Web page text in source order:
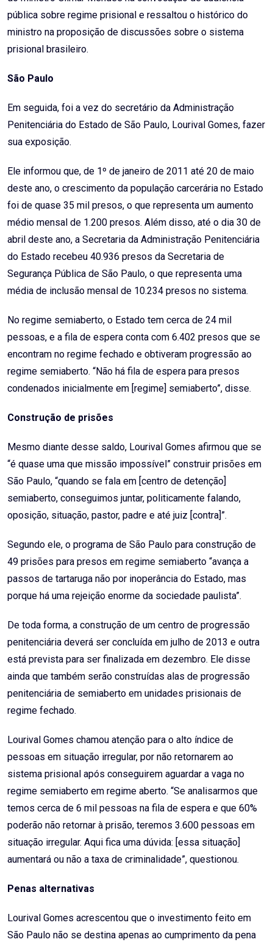
pública sobre regime prisional e ressaltou o histórico do
ministro na proposição de discussões sobre o sistema
prisional brasileiro.
São Paulo
Em seguida, foi a vez do secretário da Administração
Penitenciária do Estado de São Paulo, Lourival Gomes, fazer
sua exposição.
Ele informou que, de 1º de janeiro de 2011 até 20 de maio
deste ano, o crescimento da população carcerária no Estado
foi de quase 35 mil presos, o que representa um aumento
médio mensal de 1.200 presos. Além disso, até o dia 30 de
abril deste ano, a Secretaria da Administração Penitenciária
do Estado recebeu 40.936 presos da Secretaria de
Segurança Pública de São Paulo, o que representa uma
média de inclusão mensal de 10.234 presos no sistema.
No regime semiaberto, o Estado tem cerca de 24 mil
pessoas, e a fila de espera conta com 6.402 presos que se
encontram no regime fechado e obtiveram progressão ao
regime semiaberto. “Não há fila de espera para presos
condenados inicialmente em [regime] semiaberto”, disse.
Construção de prisões
Mesmo diante desse saldo, Lourival Gomes afirmou que se
“é quase uma que missão impossível” construir prisões em
São Paulo, “quando se fala em [centro de detenção]
semiaberto, conseguimos juntar, politicamente falando,
oposição, situação, pastor, padre e até juiz [contra]”.
Segundo ele, o programa de São Paulo para construção de
49 prisões para presos em regime semiaberto “avança a
passos de tartaruga não por inoperância do Estado, mas
porque há uma rejeição enorme da sociedade paulista”.
De toda forma, a construção de um centro de progressão
penitenciária deverá ser concluída em julho de 2013 e outra
está prevista para ser finalizada em dezembro. Ele disse
ainda que também serão construídas alas de progressão
penitenciária de semiaberto em unidades prisionais de
regime fechado.
Lourival Gomes chamou atenção para o alto índice de
pessoas em situação irregular, por não retornarem ao
sistema prisional após conseguirem aguardar a vaga no
regime semiaberto em regime aberto. “Se analisarmos que
temos cerca de 6 mil pessoas na fila de espera e que 60%
poderão não retornar à prisão, teremos 3.600 pessoas em
situação irregular. Aqui fica uma dúvida: [essa situação]
aumentará ou não a taxa de criminalidade”, questionou.
Penas alternativas
Lourival Gomes acrescentou que o investimento feito em
São Paulo não se destina apenas ao cumprimento da pena